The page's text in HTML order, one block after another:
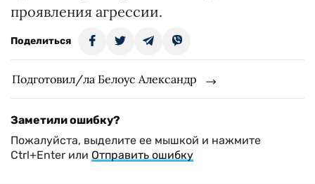
проявления агрессии.
Поделиться
Подготовил/ла Белоус Александр
Заметили ошибку?
Пожалуйста, выделите ее мышкой и нажмите
Ctrl+Enter или Отправить ошибку